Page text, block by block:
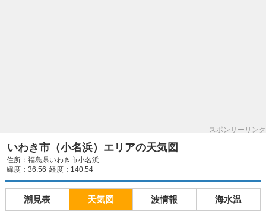
スポンサーリンク
いわき市（小名浜）エリアの天気図
住所：福島県いわき市小名浜
緯度：36.56 経度：140.54
潮見表 天気図 波情報 海水温